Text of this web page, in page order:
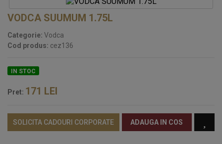
VODCA SUUMUM 1.75L
Categorie: Vodca
Cod produs: cez136
IN STOC
Pret: 171 LEI
SOLICITA CADOURI CORPORATE ADAUGA IN COS